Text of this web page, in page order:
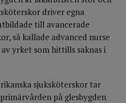
driver egna
till avancerade
så kallade advanced nurse
yrket som hittills saknas i
sjuksköterskor tar
på glesbygden